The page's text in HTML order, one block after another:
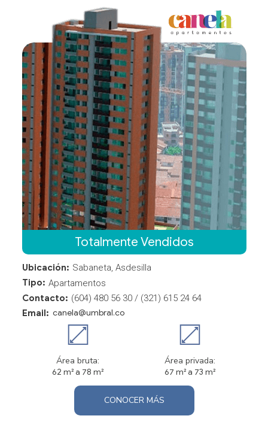
Totalmente Vendidos
Ubicación: Sabaneta, Asdesilla
Tipo: Apartamentos
Contacto: (604) 480 56 30 / (321) 615 24 64
Email: canela@umbral.co
Área bruta:
62 m² a 78 m²
Área privada:
67 m² a 73 m²
CONOCER MÁS